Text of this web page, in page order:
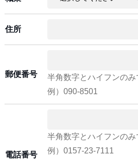
住所
郵便番号
半角数字とハイフンのみ
例）090-8501
電話番号
半角数字とハイフンのみ
例）0157-23-7111